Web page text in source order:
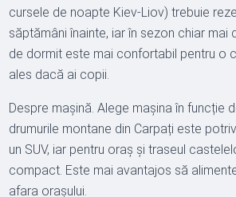
cursele de noapte Kiev-Liov) trebuie
săptămâni înainte, iar în sezon chiar mai
de dormit este mai confortabil pentru o
ales dacă ai copii.
Despre mașină. Alege mașina în funcție
drumurile montane din Carpați este
un SUV, iar pentru oraș și traseul
compact. Este mai avantajos să
afara orașului.